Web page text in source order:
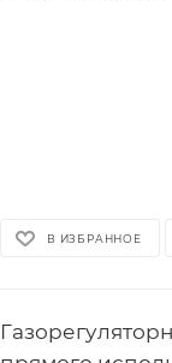
В ИЗБРАННОЕ